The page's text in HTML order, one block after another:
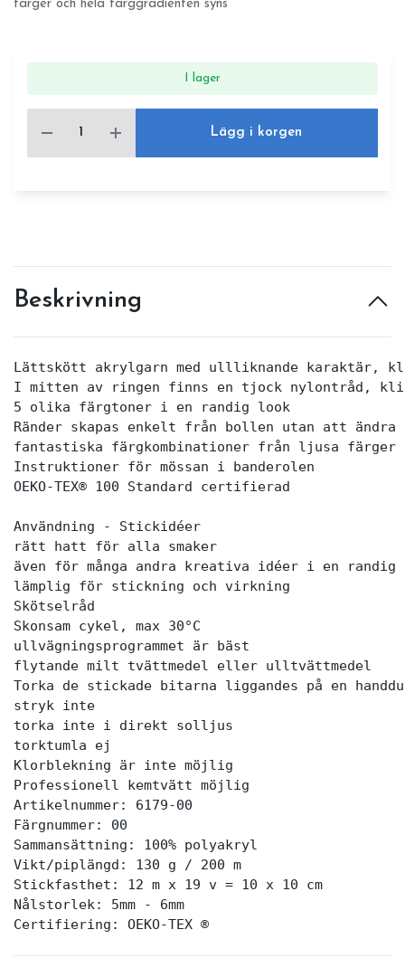
färger och hela färggradienten syns
I lager
Lägg i korgen
Beskrivning
Lättskött akrylgarn med ullliknande karaktär,
I mitten av ringen finns en tjock nylontråd,
5 olika färgtoner i en randig look
Ränder skapas enkelt från bollen utan att ändra
fantastiska färgkombinationer från ljusa
Instruktioner för mössan i banderolen
OEKO-TEX® 100 Standard certifierad
Användning - Stickidéer
rätt hatt för alla smaker
även för många andra kreativa idéer i en randig
lämplig för stickning och virkning
Skötselråd
Skonsam cykel, max 30°C
ullvägningsprogrammet är bäst
flytande milt tvättmedel eller ulltvättmedel
Torka de stickade bitarna liggandes på en
stryk inte
torka inte i direkt solljus
torktumla ej
Klorblekning är inte möjlig
Professionell kemtvätt möjlig
Artikelnummer: 6179-00
Färgnummer: 00
Sammansättning: 100% polyakryl
Vikt/piplängd: 130 g / 200 m
Stickfasthet: 12 m x 19 v = 10 x 10 cm
Nålstorlek: 5mm - 6mm
Certifiering: OEKO-TEX ®